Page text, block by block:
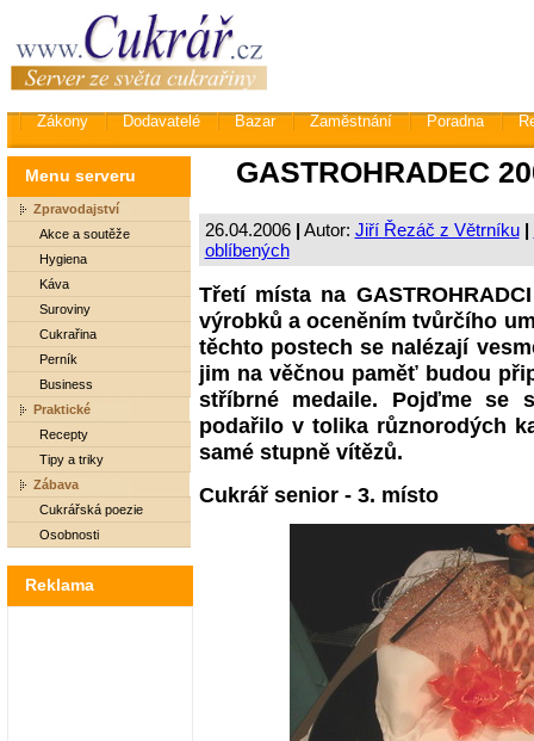
Zákony Dodavatelé Bazar Zaměstnání Poradna
Menu serveru
Zpravodajství
Akce a soutěže
Hygiena
Káva
Suroviny
Cukrařina
Perník
Business
Praktické
Recepty
Tipy a triky
Zábava
Cukrářská poezie
Osobnosti
Reklama
GASTROHRADEC
26.04.2006 | Autor: Jiří Řezáč z Větrníku |
oblíbených
Třetí místa na
výrobků a oceněním tvůrčího
těchto postech se nalézají
jim na věčnou paměť budou
stříbrné medaile. Pojďme se
podařilo v tolika různorodých
samé stupně vítězů.
Cukrář senior - 3. místo